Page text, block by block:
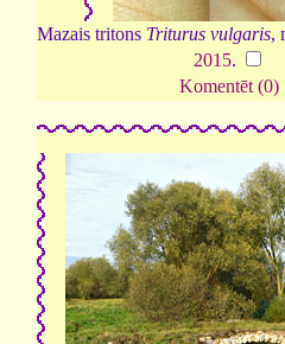
Mazais tritons Triturus vulgaris,
2015.
Komentēt (0)